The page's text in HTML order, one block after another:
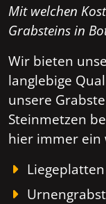
Mit welchen
Grabsteins in
Wir bieten
langlebige
unsere
Steinmetzen
hier immer ein